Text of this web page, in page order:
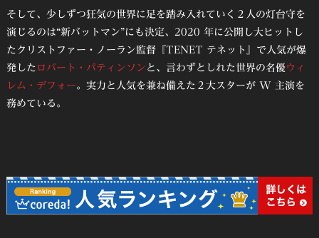
そして、少しずつ狂気の世界に⾜を踏み⼊れていく２⼈の灯台守を
演じるのは“新バットマン”にも決定、2020 年に公開し⼤ヒットし
たクリストファー・ノーラン監督『TENET テネット』で⼈気が爆
発した ロバート・パティンソン と、⾔わずとしれた世界の名優ウィ
レム・デフォー。実⼒と⼈気を兼ね備えた２⼤スターが W 主演を
務めている。